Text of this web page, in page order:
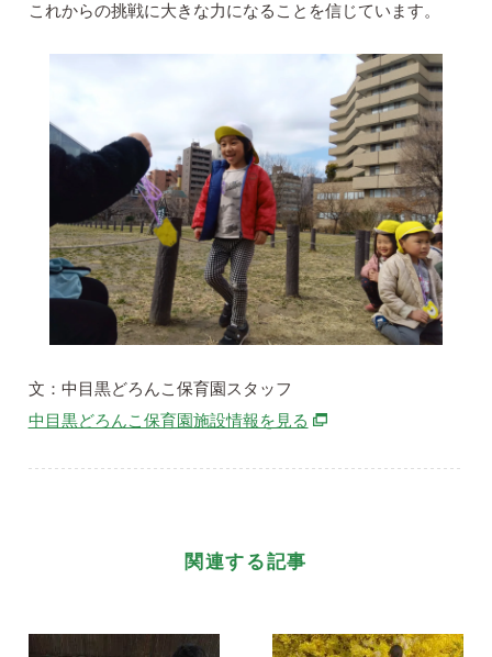
これからの挑戦に大きな力になることを信じています。
文：中目黒どろんこ保育園スタッフ
中目黒どろんこ保育園施設情報を見る 別ウィンドウで開きます
関連する記事